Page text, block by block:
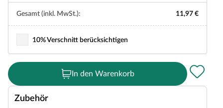
Gesamt (inkl. MwSt.): 11,97 €
10% Verschnitt berücksichtigen
In den Warenkorb
Zubehör